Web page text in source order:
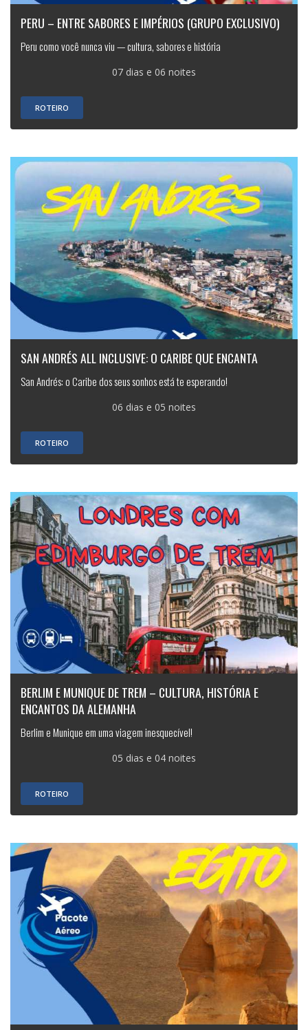
PERU – ENTRE SABORES E IMPÉRIOS (GRUPO EXCLUSIVO)
Peru como você nunca viu — cultura, sabores e história
07 dias e 06 noites
ROTEIRO
SAN ANDRÉS ALL INCLUSIVE: O CARIBE QUE ENCANTA
San Andrés: o Caribe dos seus sonhos está te esperando!
06 dias e 05 noites
ROTEIRO
BERLIM E MUNIQUE DE TREM – CULTURA, HISTÓRIA E
ENCANTOS DA ALEMANHA
Berlim e Munique em uma viagem inesquecível!
05 dias e 04 noites
ROTEIRO